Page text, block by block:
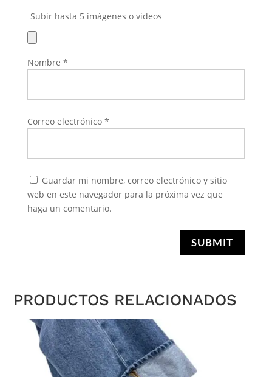
Subir hasta 5 imágenes o videos
Nombre *
Correo electrónico *
Guardar mi nombre, correo electrónico y sitio
web en este navegador para la próxima vez que
haga un comentario.
SUBMIT
PRODUCTOS RELACIONADOS